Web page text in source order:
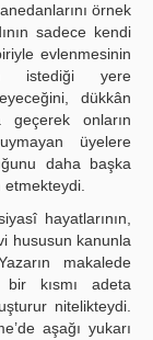
örnek
sadece kendi
evlenmesinin
istediği yere
dükkân
geçerek onların
üyelere
daha başka
hayatlarının,
hususun kanunla
makalede
kısmı adeta
nitelikteydi.
aşağı yukarı